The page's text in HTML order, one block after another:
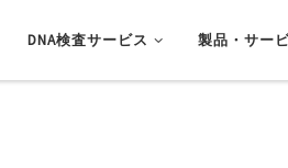
DNA検査サービス 製品・サー